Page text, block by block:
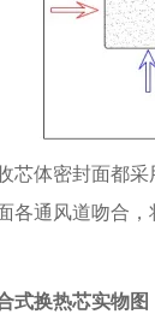
芯体密封面都
各通风道吻合
式换热芯实物图